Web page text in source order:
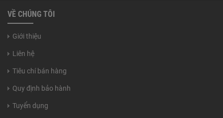
VỀ CHÚNG TÔI
Giới thiệu
Liên hệ
Tiêu chí bán hàng
Quy định bảo hành
Tuyển dụng